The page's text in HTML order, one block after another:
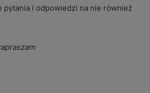
pytania i odpowiedzi na nie również